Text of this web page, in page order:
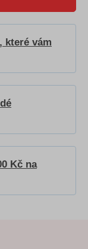
které vám
Kč na